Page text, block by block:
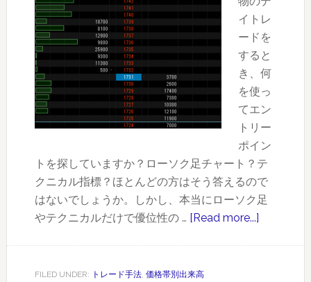
目
的
を
理
す
る
イトレ
ードを
すると
き、何
を使っ
てエン
トリー
ポイン
トを探していますか？ローソク足チャート？テ
クニカル指標？ほとんどの方はそう答えるので
はないでしょうか。しかし、本当にローソク足
やテクニカルだけで優位性の … [Read more...]
FILED UNDER: トレード手法, 価格帯別出来高